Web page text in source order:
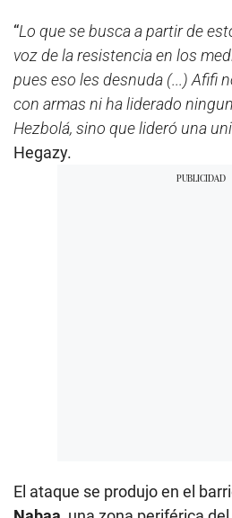
“Lo que se busca a partir de
voz de la resistencia en los
pues eso les desnuda (...) Afifi
con armas ni ha liderado
Hezbolá, sino que lideró una
Hegazy.
El ataque se produjo en el